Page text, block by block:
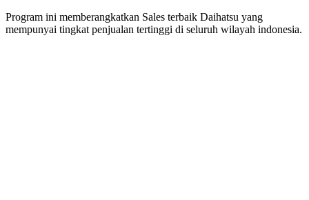
Program ini memberangkatkan Sales terbaik Daihatsu yang
mempunyai tingkat penjualan tertinggi di seluruh wilayah indonesia.